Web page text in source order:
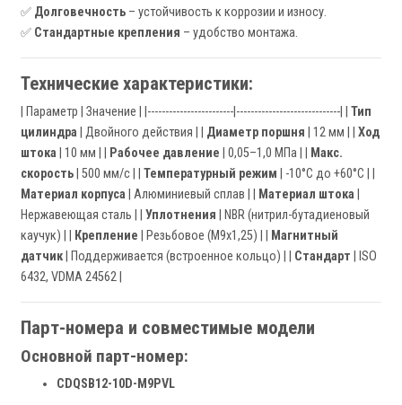
✅ Долговечность – устойчивость к коррозии и износу.
✅ Стандартные крепления – удобство монтажа.
Технические характеристики:
| Параметр | Значение | |------------------------|-----------------------------| | Тип
цилиндра | Двойного действия | | Диаметр поршня | 12 мм | | Ход
штока | 10 мм | | Рабочее давление | 0,05–1,0 МПа | |
Макс.
скорость | 500 мм/с | | Температурный режим | -10°C до +60°C | |
Материал корпуса | Алюминиевый сплав | | Материал штока
Нержавеющая сталь | | Уплотнения | NBR (нитрил-бутадиеновый
каучук) | |
Крепление | Резьбовое (M9x1,25) | |
Магнитный
датчик | Поддерживается (встроенное кольцо) | | Стандарт | ISO
6432, VDMA 24562 |
Парт-номера и совместимые модели
Основной парт-номер:
CDQSB12-10D-M9PVL